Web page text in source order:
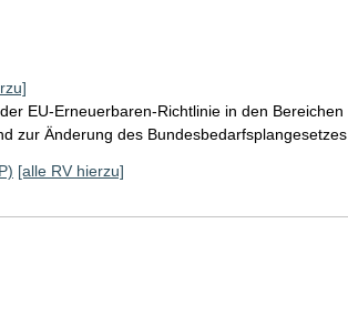
EU-Erneuerbaren-Richtlinie in den Bereichen
zur Änderung des Bundesbedarfsplangesetzes
[alle RV hierzu]